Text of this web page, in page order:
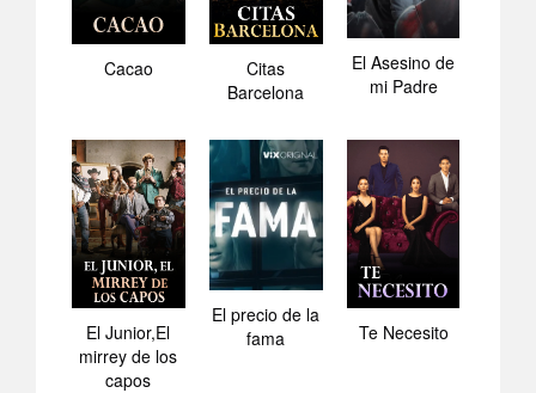
Cacao
Citas
Barcelona
El Asesino de
mi Padre
El Junior,El
mirrey de los
capos
El precio de la
fama
Te Necesito